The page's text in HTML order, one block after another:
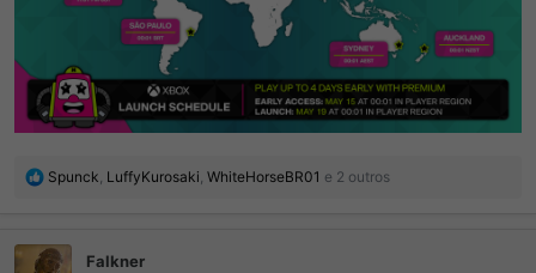
R
ç
õ
Spunck, LuffyKurosaki, WhiteHorseBR01 e 2 outros
Falkner